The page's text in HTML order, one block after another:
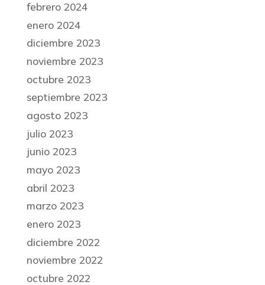
febrero 2024
enero 2024
diciembre 2023
noviembre 2023
octubre 2023
septiembre 2023
agosto 2023
julio 2023
junio 2023
mayo 2023
abril 2023
marzo 2023
enero 2023
diciembre 2022
noviembre 2022
octubre 2022